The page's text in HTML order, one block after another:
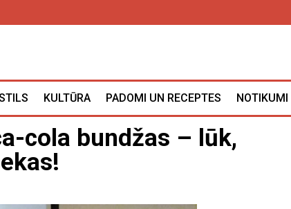
KULTŪRA PADOMI UN RECEPTES
cola bundžas – lūk,